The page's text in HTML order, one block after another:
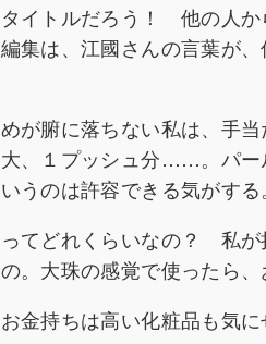
イトルだろう！ 他の人
集は、江國さんの言葉が
が腑に落ちない私は、手
、１プッシュ分……。パー
うのは許容できる気がする。
ってどれくらいなの？ 私
。大珠の感覚で使ったら、
金持ちは高い化粧品も気